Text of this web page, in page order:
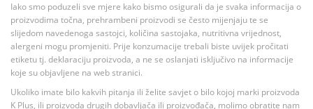
Iako smo poduzeli sve mjere kako bismo osigurali da je svaka informacija o
proizvodima točna, prehrambeni proizvodi se često mijenjaju te se
slijedom navedenoga sastojci, količina sastojaka, nutritivna vrijednost,
alergeni mogu promjeniti. Prije konzumacije trebali biste uvijek pročitati
etiketu tj. deklaraciju proizvoda, a ne se oslanjati isključivo na informacije
koje su objavljene na web stranici.
Ukoliko imate bilo kakvih pitanja ili želite savjet o bilo kojoj marki proizvoda
K Plus, ili proizvoda drugih dobavljača ili proizvođača, molimo obratite nam